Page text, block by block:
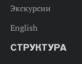
Экскурсии
English
СТРУКТУРА